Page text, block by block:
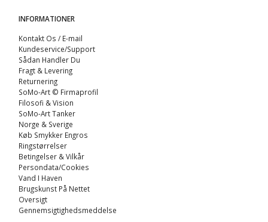
INFORMATIONER
Kontakt Os / E-mail
Kundeservice/Support
Sådan Handler Du
Fragt & Levering
Returnering
SoMo-Art © Firmaprofil
Filosofi & Vision
SoMo-Art Tanker
Norge & Sverige
Køb Smykker Engros
Ringstørrelser
Betingelser & Vilkår
Persondata/Cookies
Vand I Haven
Brugskunst På Nettet
Oversigt
Gennemsigtighedsmeddelse